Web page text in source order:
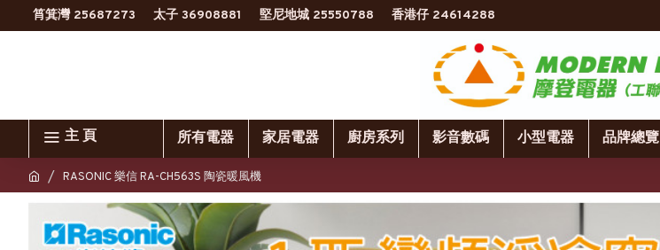
筲箕灣 25687273 太子 36908881 堅尼地城 25550788 香港仔 24614288
主 頁 所有電器 家居電器 廚房系列 影音數碼 小型電器 品牌總覽
RASONIC 樂信 RA-CH563S 陶瓷暖風機